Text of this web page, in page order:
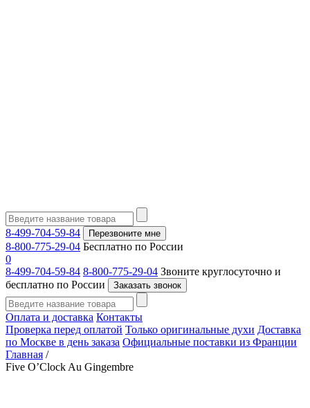
8-499-704-59-84 Перезвоните мне
8-800-775-29-04 Бесплатно по России
0
8-499-704-59-84 8-800-775-29-04 Звоните круглосуточно и
бесплатно по России
Заказать звонок
Оплата и доставка Контакты
Проверка перед оплатой Только оригинальные духи Доставка
по Москве в день заказа Официальные поставки из Франции
Главная /
Five O’Clock Au Gingembre